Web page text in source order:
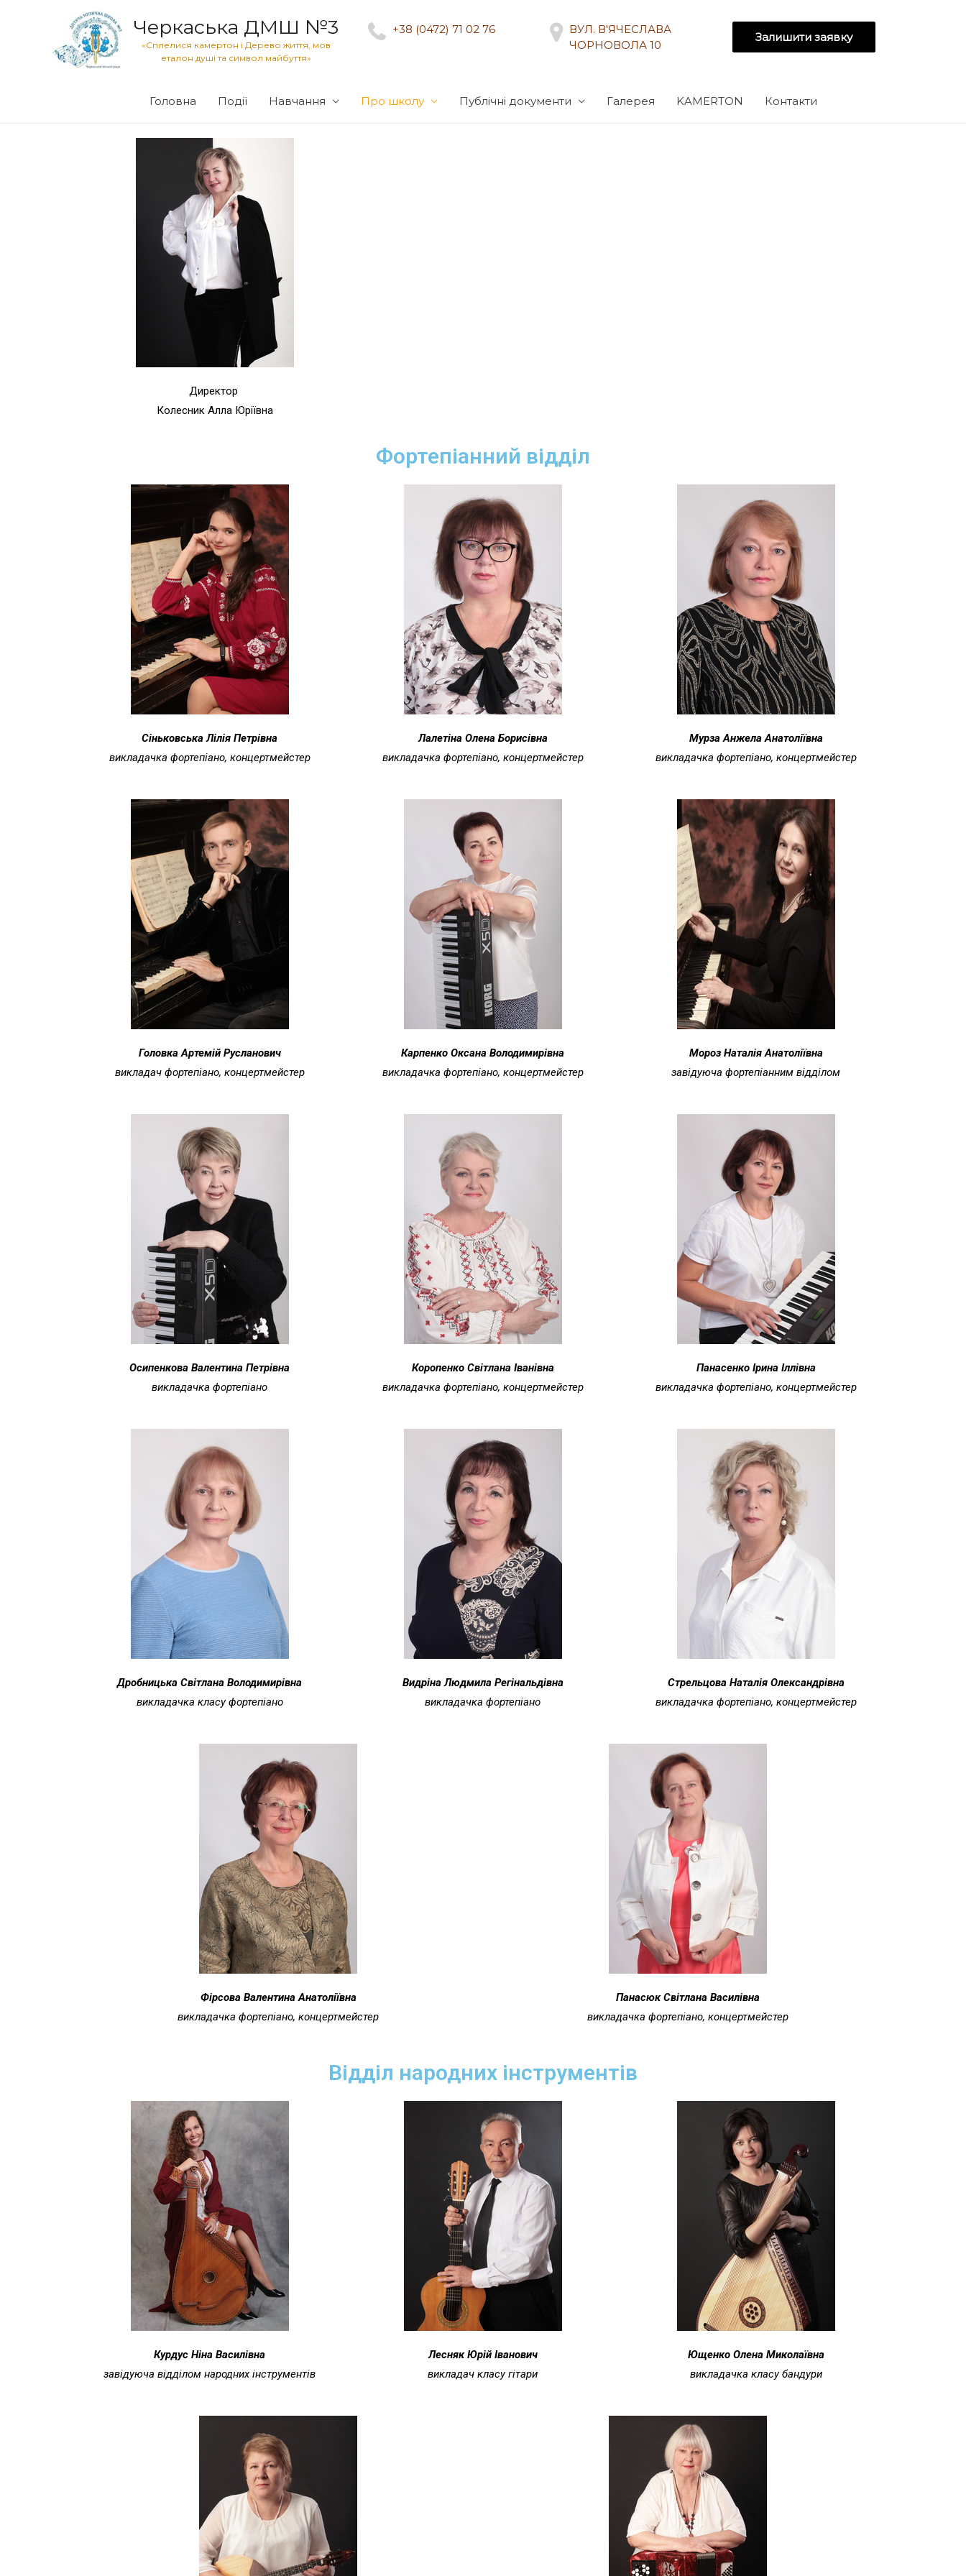
Черкаська ДМШ №3
«Сплелися камертон і Дерево життя, мов
еталон душі та символ майбуття»
+38 (0472) 71 02 76
ВУЛ. В'ЯЧЕСЛАВА
ЧОРНОВОЛА 10
Залишити заявку
Головна Події Навчання Про школу Публічні документи Галерея KAMERTON Контакти
Директор
Колесник Алла Юріївна
Фортепіанний відділ
Сіньковська Лілія Петрівна
викладачка фортепіано, концертмейстер
Лалетіна Олена Борисівна
викладачка фортепіано, концертмейстер
Мурза Анжела Анатоліївна
викладачка фортепіано, концертмейстер
Головка Артемій Русланович
викладач фортепіано, концертмейстер
Карпенко Оксана Володимирівна
викладачка фортепіано, концертмейстер
Мороз Наталія Анатоліївна
завідуюча фортепіанним відділом
Осипенкова Валентина Петрівна
викладачка фортепіано
Коропенко Світлана Іванівна
викладачка фортепіано, концертмейстер
Панасенко Ірина Іллівна
викладачка фортепіано, концертмейстер
Дробницька Світлана Володимирівна
викладачка класу фортепіано
Видріна Людмила Регінальдівна
викладачка фортепіано
Стрельцова Наталія Олександрівна
викладачка фортепіано, концертмейстер
Фірсова Валентина Анатоліївна
викладачка фортепіано, концертмейстер
Панасюк Світлана Василівна
викладачка фортепіано, концертмейстер
Відділ народних інструментів
Курдус Ніна Василівна
завідуюча відділом народних інструментів
Лесняк Юрій Іванович
викладач класу гітари
Ющенко Олена Миколаївна
викладачка класу бандури